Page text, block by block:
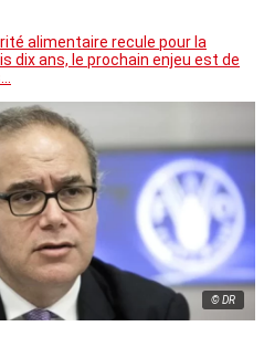
alimentaire recule pour la
dix ans, le prochain enjeu est de
© DR